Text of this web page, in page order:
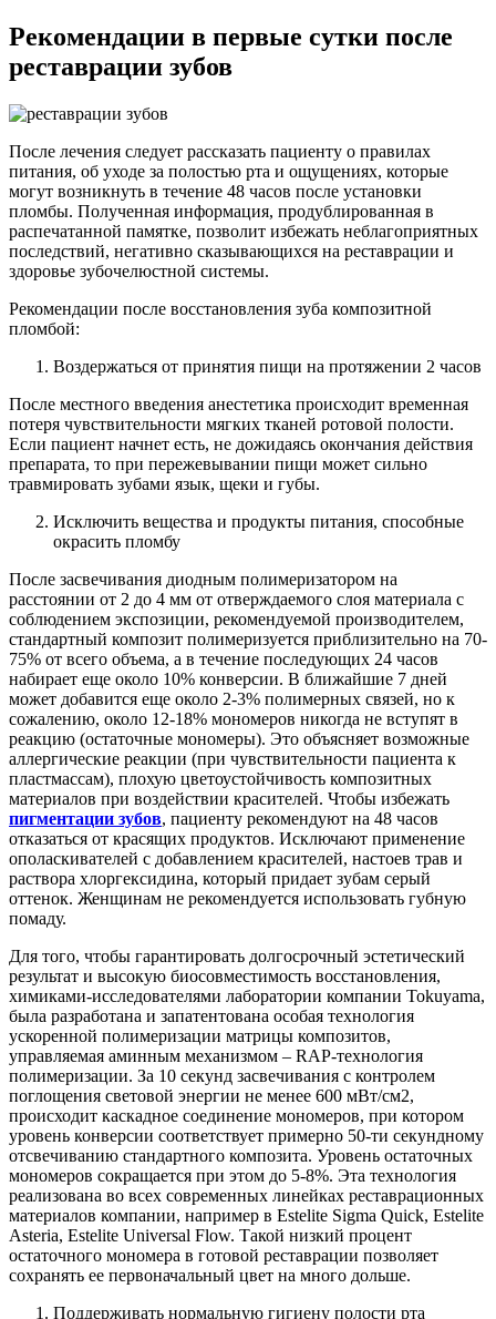
Рекомендации в первые сутки после
реставрации зубов
После лечения следует рассказать пациенту о правилах
питания, об уходе за полостью рта и ощущениях, которые
могут возникнуть в течение 48 часов после установки
пломбы. Полученная информация, продублированная в
распечатанной памятке, позволит избежать неблагоприятных
последствий, негативно сказывающихся на реставрации и
здоровье зубочелюстной системы.
Рекомендации после восстановления зуба композитной
пломбой:
Воздержаться от принятия пищи на протяжении 2 часов
После местного введения анестетика происходит временная
потеря чувствительности мягких тканей ротовой полости.
Если пациент начнет есть, не дожидаясь окончания действия
препарата, то при пережевывании пищи может сильно
травмировать зубами язык, щеки и губы.
Исключить вещества и продукты питания, способные
окрасить пломбу
После засвечивания диодным полимеризатором на
расстоянии от 2 до 4 мм от отверждаемого слоя материала с
соблюдением экспозиции, рекомендуемой производителем,
стандартный композит полимеризуется приблизительно на 70-
75% от всего объема, а в течение последующих 24 часов
набирает еще около 10% конверсии. В ближайшие 7 дней
может добавится еще около 2-3% полимерных связей, но к
сожалению, около 12-18% мономеров никогда не вступят в
реакцию (остаточные мономеры). Это объясняет возможные
аллергические реакции (при чувствительности пациента к
пластмассам), плохую цветоустойчивость композитных
материалов при воздействии красителей. Чтобы избежать
пигментации зубов, пациенту рекомендуют на 48 часов
отказаться от красящих продуктов. Исключают применение
ополаскивателей с добавлением красителей, настоев трав и
раствора хлоргексидина, который придает зубам серый
оттенок. Женщинам не рекомендуется использовать губную
помаду.
Для того, чтобы гарантировать долгосрочный эстетический
результат и высокую биосовместимость восстановления,
химиками-исследователями лаборатории компании Tokuyama,
была разработана и запатентована особая технология
ускоренной полимеризации матрицы композитов,
управляемая аминным механизмом – RAP-технология
полимеризации. За 10 секунд засвечивания с контролем
поглощения световой энергии не менее 600 мВт/см2,
происходит каскадное соединение мономеров, при котором
уровень конверсии соответствует примерно 50-ти секундному
отсвечиванию стандартного композита. Уровень остаточных
мономеров сокращается при этом до 5-8%. Эта технология
реализована во всех современных линейках реставрационных
материалов компании, например в Estelite Sigma Quick, Estelite
Asteria, Estelite Universal Flow. Такой низкий процент
остаточного мономера в готовой реставрации позволяет
сохранять ее первоначальный цвет на много дольше.
Поддерживать нормальную гигиену полости рта